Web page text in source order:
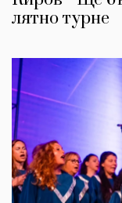
лятно турне